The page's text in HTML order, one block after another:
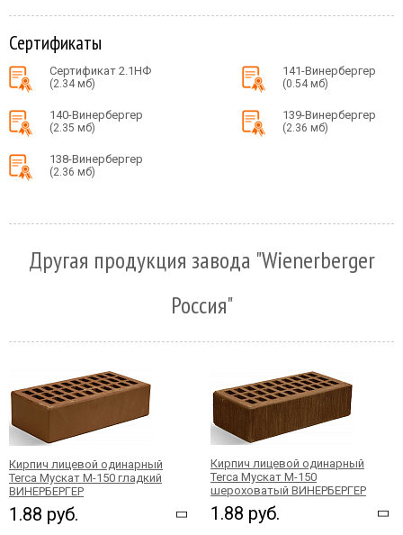
Сертификаты
Сертификат 2.1НФ
(2.34 мб)
141-Винербергер
(0.54 мб)
140-Винербергер
(2.35 мб)
139-Винербергер
(2.36 мб)
138-Винербергер
(2.36 мб)
Другая продукция завода "Wienerberger
Россия"
Кирпич лицевой одинарный
Terca Мускат М-150 гладкий
ВИНЕРБЕРГЕР
1.88 руб.
Кирпич лицевой одинарный
Terca Мускат М-150
шероховатый ВИНЕРБЕРГЕР
1.88 руб.